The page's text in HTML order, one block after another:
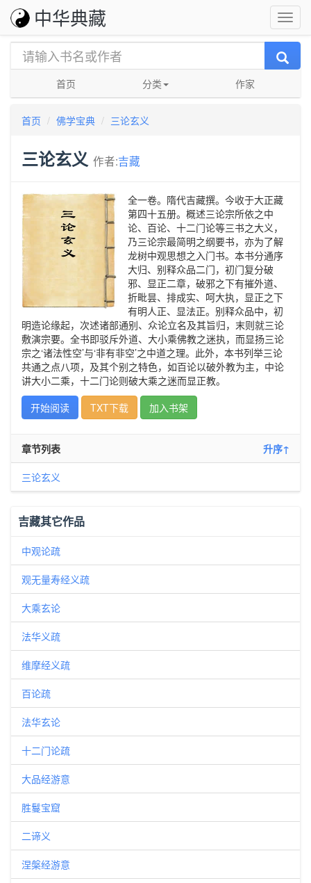
中华典藏
首页 分类 作家
首页 佛学宝典 三论玄义
三论玄义 作者:吉藏
全一卷。隋代吉藏撰。今收于大正藏
第四十五册。概述三论宗所依之中
论、百论、十二门论等三书之大义，
乃三论宗最简明之纲要书，亦为了解
龙树中观思想之入门书。本书分通序
大归、别释众品二门，初门复分破
邪、显正二章，破邪之下有摧外道、
折毗昙、排成实、呵大执，显正之下
有明人正、显法正。别释众品中，初
明造论缘起，次述诸部通别、众论立名及其旨归，末则就三论
敷演宗要。全书即驳斥外道、大小乘佛教之迷执，而显扬三论
宗之‘诸法性空’与‘非有非空’之中道之理。此外，本书列举三论
共通之点八项，及其个别之特色，如百论以破外教为主，中论
讲大小二乘，十二门论则破大乘之迷而显正教。
开始阅读
TXT下载 加入书架
章节列表 升序↑
三论玄义
吉藏其它作品
中观论疏
观无量寿经义疏
大乘玄论
法华义疏
维摩经义疏
百论疏
法华玄论
十二门论疏
大品经游意
胜鬘宝窟
二谛义
涅槃经游意